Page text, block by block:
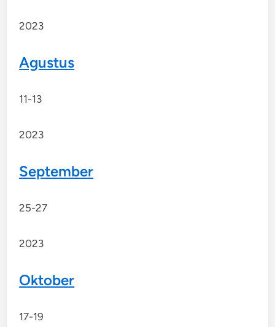
2023
Agustus
11-13
2023
September
25-27
2023
Oktober
17-19